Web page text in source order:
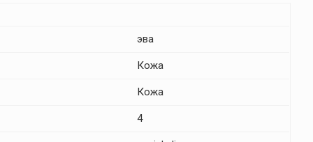
эва
Кожа
Кожа
4